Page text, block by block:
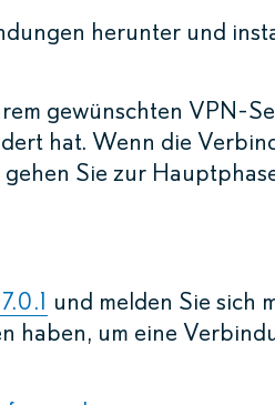
herunter und
gewünschten VPN-
hat. Wenn die
Sie zur
und melden Sie sich
haben, um eine